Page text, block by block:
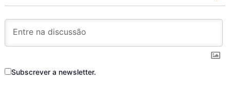
Subscrever a newsletter.